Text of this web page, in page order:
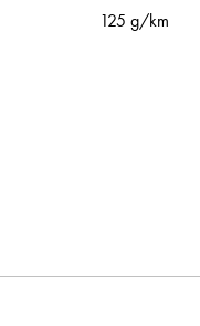
125 g/km